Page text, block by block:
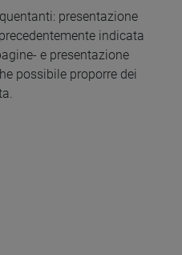
presentazione
indicata
e presentazione
possibile proporre dei